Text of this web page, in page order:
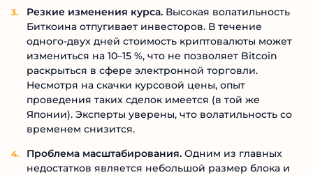
Резкие изменения курса. Высокая волатильность
Биткоина отпугивает инвесторов. В течение
одного-двух дней стоимость криптовалюты может
измениться на 10–15 %, что не позволяет Bitcoin
раскрыться в сфере электронной торговли.
Несмотря на скачки курсовой цены, опыт
проведения таких сделок имеется (в той же
Японии). Эксперты уверены, что волатильность со
временем снизится.
Проблема масштабирования. Одним из главных
недостатков является небольшой размер блока и